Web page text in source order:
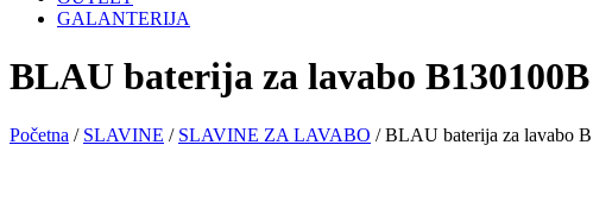
GALANTERIJA
BLAU baterija za lavabo B130100B
Početna / SLAVINE / SLAVINE ZA LAVABO / BLAU baterija za lavabo